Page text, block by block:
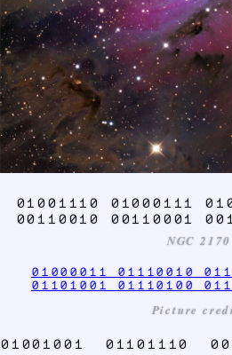
01001110 01000111
00110010 00110001
NGC 2170
01000011 01110010
01101001 01110100
Picture
01001001 01101110